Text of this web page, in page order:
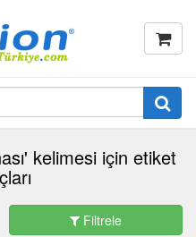
kelimesi için etiket
Filtrele